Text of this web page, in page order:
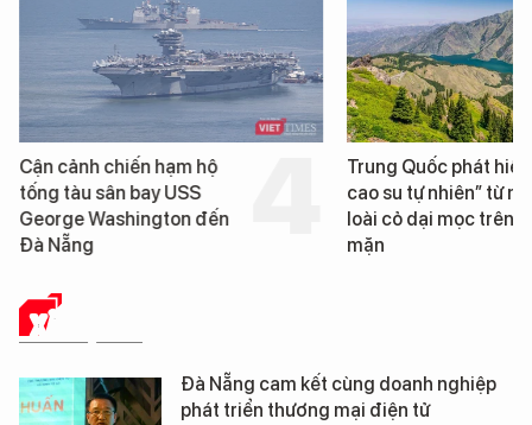
Cận cảnh chiến hạm hộ
tống tàu sân bay USS
George Washington đến
Đà Nẵng
Trung Quốc phát hiện
cao su tự nhiên” từ
loài cỏ dại mọc trên
mặn
XÃ HỘI SỐ
Đà Nẵng cam kết cùng doanh nghiệp
phát triển thương mại điện tử